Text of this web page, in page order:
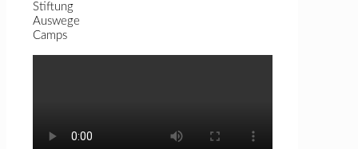
Stiftung
Auswege
Camps